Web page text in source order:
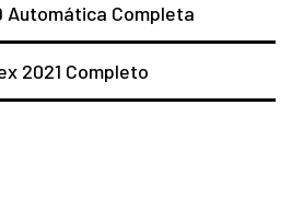
Automática Completa
2021 Completo